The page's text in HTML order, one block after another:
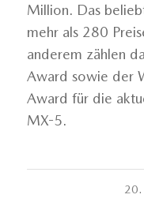
Million. Das
mehr als 280
anderem zählen
Award sowie der
Award für die
MX-5.
20.